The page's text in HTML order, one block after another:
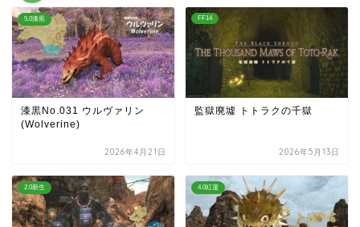
5.0漆黒
漆黒No.031 ウルヴァリン
(Wolverine)
2026年4月21日
FF14
監獄廃墟 トトラクの千獄
2026年5月13日
2.0新生 4.0紅蓮